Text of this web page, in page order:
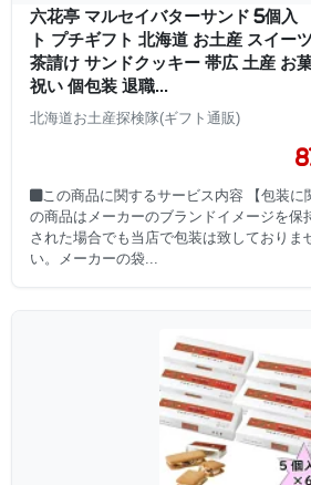
六花亭 マルセイバターサンド 5個
ト プチギフト 北海道 お土産 スイー
茶請け サンドクッキー 帯広 土産 お
祝い 個包装 退職...
北海道お土産探検隊(ギフト通販)
■この商品に関するサービス内容 【包装に
の商品はメーカーのブランドイメージを保
された場合でも当店で包装は致しておりま
い。メーカーの袋...